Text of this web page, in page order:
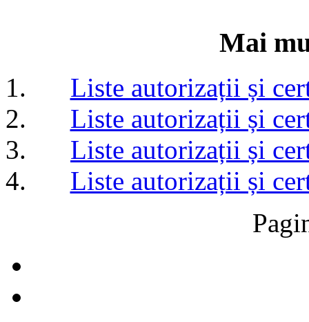
Mai
Liste autorizații și
Liste autorizații și
Liste autorizații și
Liste autorizații și